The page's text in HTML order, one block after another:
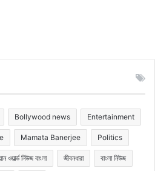
Bollywood news Entertainment
Mamata Banerjee Politics
ওয়ার্ল্ড নিউজ বাংলা জীবনধারা বাংলা নিউজ